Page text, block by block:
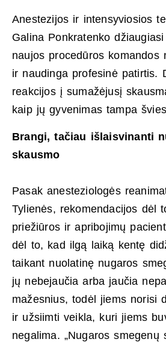
Anestezijos ir intensyviosios
Galina Ponkratenko
naujos procedūros komandos
ir naudinga profesinė patirtis.
reakcijos į sumažėjusį
kaip jų gyvenimas tampa
Brangi, tačiau išlaisvinanti
skausmo
Pasak anesteziologės
Tylienės, rekomendacijos dėl
priežiūros ir apribojimų
dėl to, kad ilgą laiką kentę
taikant nuolatinę nugaros
jų nebejaučia arba jaučia
mažesnius, todėl jiems norisi
ir užsiimti veikla, kuri jiems
negalima. „Nugaros smegenų